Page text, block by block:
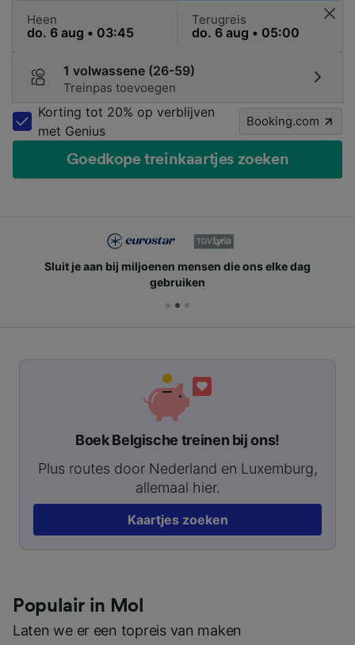
Heen Terugreis
1 volwassene (26-59)
Treinpas toevoegen
Korting tot 20% op verblijven
met Genius
Booking.com
Goedkope treinkaartjes zoeken
Sluit je aan bij miljoenen mensen die ons elke dag
gebruiken
Boek Belgische treinen bij ons!
Plus routes door Nederland en Luxemburg,
allemaal hier.
Kaartjes zoeken
Populair in Mol
Laten we er een topreis van maken